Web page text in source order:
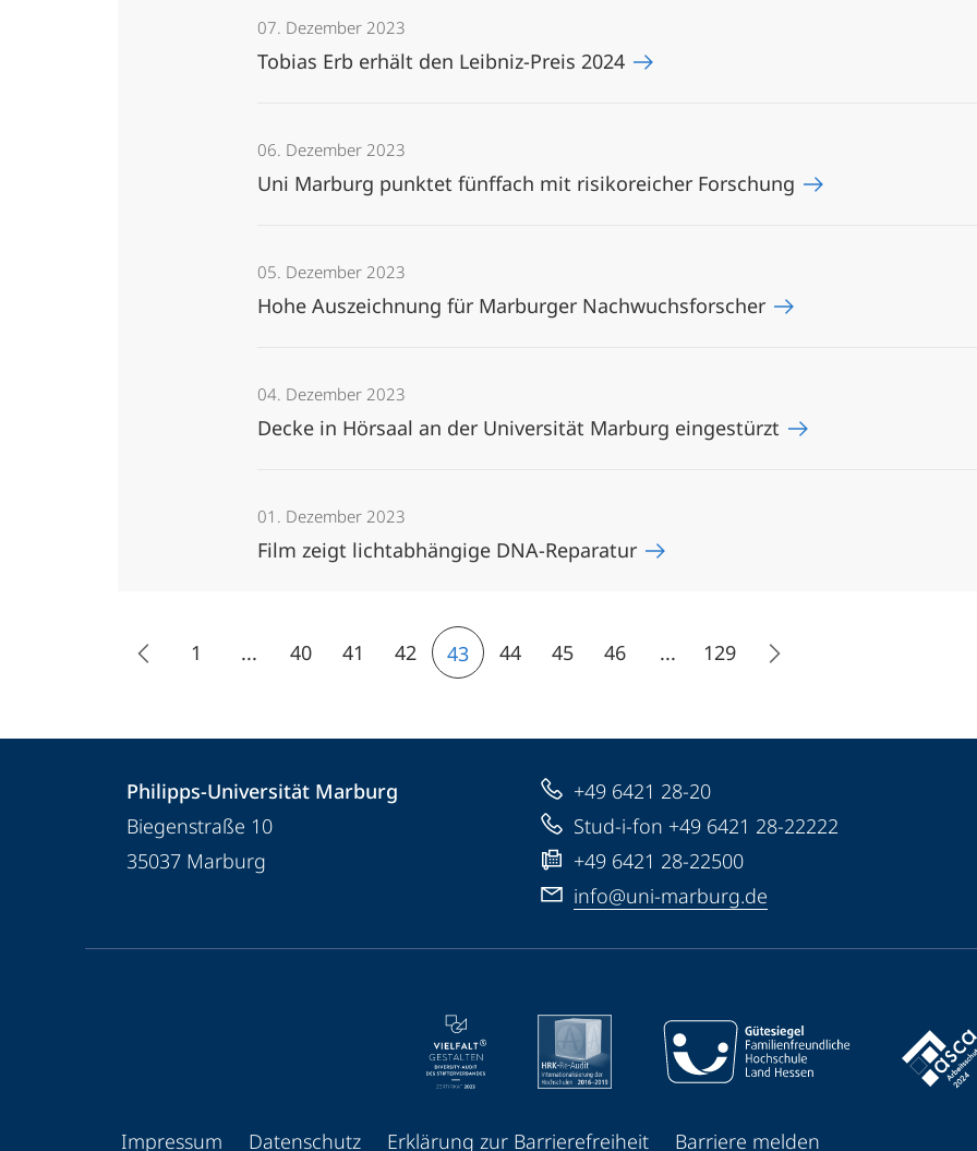
07. Dezember 2023
Tobias Erb erhält den Leibniz-Preis 2024
06. Dezember 2023
Uni Marburg punktet fünffach mit risikoreicher Forschung
05. Dezember 2023
Hohe Auszeichnung für Marburger Nachwuchsforscher
04. Dezember 2023
Decke in Hörsaal an der Universität Marburg eingestürzt
01. Dezember 2023
Film zeigt lichtabhängige DNA-Reparatur
1 ... 40 41 42 43 44 45 46 ... 129
Informationen
Kontaktinformationen
Philipps-
Universität
Marburg
Philipps-Universität Marburg
Biegenstraße 10
35037 Marburg
+49 6421 28-20
Stud-i-fon +49 6421 28-22222
+49 6421 28-22500
info@uni-marburg.de
Media
Impressum Datenschutz Erklärung zur Barrierefreiheit
Barriere melden